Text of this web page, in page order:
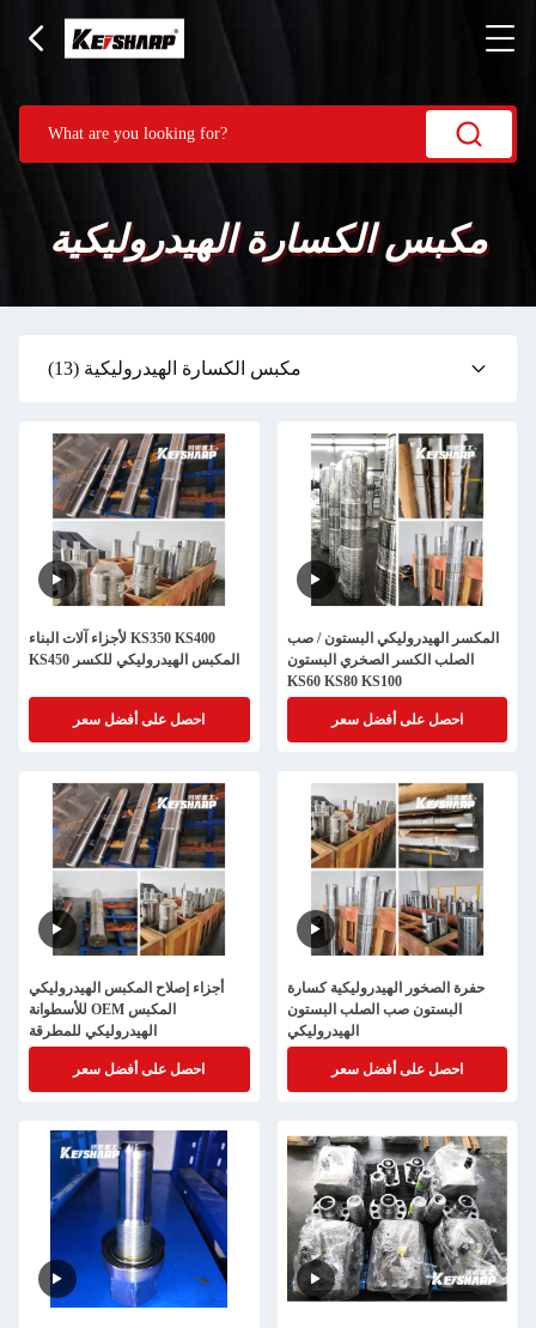
مكبس الكسارة الهيدروليكية
مكبس الكسارة الهيدروليكية (13)
لأجزاء آلات البناء KS350 KS400
KS450 المكبس الهيدروليكي للكسر
احصل على أفضل سعر
المكسر الهيدروليكي البستون / صب
الصلب الكسر الصخري البستون
KS60 KS80 KS100
احصل على أفضل سعر
أجزاء إصلاح المكبس الهيدروليكي
للأسطوانة OEM المكبس
الهيدروليكي للمطرقة
احصل على أفضل سعر
حفرة الصخور الهيدروليكية كسارة
البستون صب الصلب البستون
الهيدروليكي
احصل على أفضل سعر